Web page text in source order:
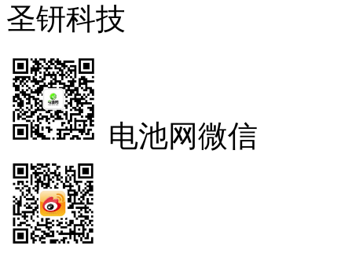
圣钘科技
电池网微信